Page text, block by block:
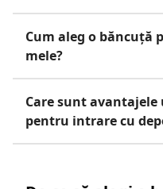
Cum aleg o băncuță
mele?
Care sunt
pentru intrare cu